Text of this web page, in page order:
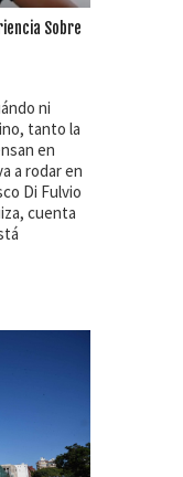
Sobre
ni
tanto la
en
a rodar en
Di Fulvio
cuenta